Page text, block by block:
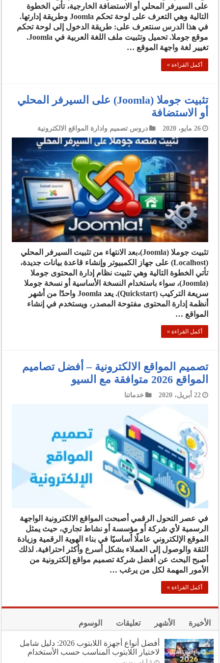
على السيرفر المحلي أو الاستضافة الخارجية، تأتي الخطوة
التالية وهي التعرف على لوحة تحكم Joomla وطريقة إدارتها.
في هذا الدرس سنتعرف على: طريقة الدخول إلى لوحة تحكم
موقع جوملا. تحميل وتثبيت ملف اللغة العربية في Joomla.
تغيير لغة واجهة الموقع …
أكمل القراءة »
تثبيت جوملا (Joomla) على السيرفر المحلي
أو الاستضافة
26 مايو، 2020 دروس تصميم وادارة المواقع الالكترونية
تثبيت جوملا (Joomla)،بعد الانتهاء من تثبيت السيرفر المحلي
(Localhost) على جهاز الكمبيوتر وإنشاء قاعدة بيانات جديدة،
تأتي الخطوة التالية وهي تثبيت نظام إدارة المحتوى جوملا
(Joomla)، سواء باستخدام النسخة الأساسية أو نسخة جوملا
سريعة التركيب (Quickstart). يعد Joomla واحدًا من أشهر
أنظمة إدارة المحتوى مفتوحة المصدر، ويستخدم في إنشاء
المواقع …
أكمل القراءة »
تصميم المواقع الالكترونية – أفضل تصاميم
المواقع 2026 متوافقة مع السيو
22 أبريل، 2020 خدماتنا
في عصر التحول الرقمي أصبحت المواقع الالكترونية الواجهة
الرسمية لأي شركة أو مؤسسة أو نشاط تجاري، حيث يمثل
الموقع الإلكتروني عاملًا أساسيًا في بناء الهوية الرقمية وزيادة
الثقة والوصول إلى العملاء بشكل أسرع وأكثر احترافية. لذلك
أصبح البحث عن أفضل شركة تصميم مواقع إلكترونية من
الأمور المهمة لكل من يرغب …
أكمل القراءة »
الأخيرة الأشهر تعليقات الوسوم
أفضل أنواع أجهزة اللابتوب 2026: دليل شامل
لاختيار اللابتوب المناسب حسب الأستخدام